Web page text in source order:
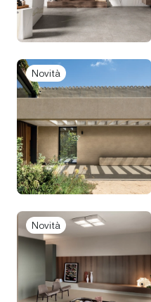
Novità
Novità